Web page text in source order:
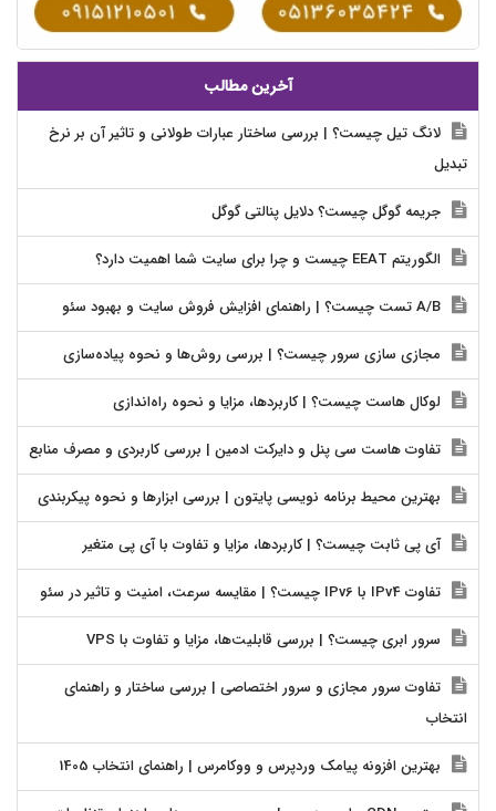
آخرین مطالب
لانگ تیل چیست؟ | بررسی ساختار عبارات طولانی و تاثیر آن بر نرخ
تبدیل
جریمه گوگل چیست؟ دلایل پنالتی گوگل
الگوریتم EEAT چیست و چرا برای سایت شما اهمیت دارد؟
مجازی سازی سرور چیست؟ | بررسی روش‌ها و نحوه پیاده‌سازی
لوکال هاست چیست؟ | کاربردها، مزایا و نحوه راه‌اندازی
تفاوت هاست سی پنل و دایرکت ادمین | بررسی کاربردی و مصرف منابع
بهترین محیط برنامه نویسی پایتون | بررسی ابزارها و نحوه پیکربندی
آی پی ثابت چیست؟ | کاربردها، مزایا و تفاوت با آی پی متغیر
تفاوت IPv4 با IPv6 چیست؟ | مقایسه سرعت، امنیت و تاثیر در سئو
سرور ابری چیست؟ | بررسی قابلیت‌ها، مزایا و تفاوت با VPS
تفاوت سرور مجازی و سرور اختصاصی | بررسی ساختار و راهنمای
انتخاب
بهترین افزونه پیامک وردپرس و ووکامرس | راهنمای انتخاب 1405